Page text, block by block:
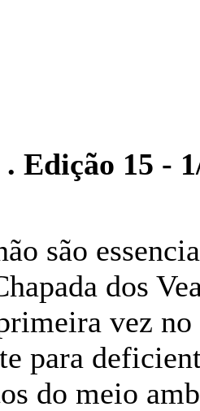
Edição 15 -
são
dos
vez
para
do meio